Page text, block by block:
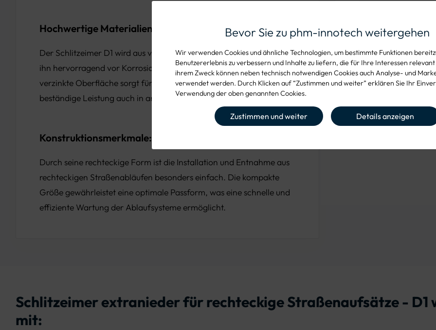
Bevor Sie zu phm-innotech weitergehen
Wir verwenden Cookies und ähnliche Technologien, um bestimmte Funktionen
Benutzererlebnis zu verbessern und Inhalte zu liefern, die für Ihre Interessen relevant
ihrem Zweck können neben technisch notwendigen Cookies auch Analyse- und
verwendet werden. Durch Klicken auf “Zustimmen und weiter” erklären Sie Ihr
Verwendung der oben genannten Cookies.
Zustimmen und weiter Details anzeigen
Hochwertige Materialien:
Der Schlitzeimer D1 wird aus verzinktem Stahlblech hergestellt, was
ihn hervorragend vor Korrosion und Umwelteinflüssen schützt. Die
verzinkte Oberfläche sorgt für eine lange Lebensdauer und eine
beständige Leistung auch in anspruchsvollen Umgebungen.
Konstruktionsmerkmale:
Durch seine rechteckige Form ist die Installation und Entnahme aus
rechteckigen Straßenabläufen besonders einfach. Die kompakte
Größe gewährleistet eine optimale Passform, was eine schnelle und
effiziente Wartung der Ablaufsysteme ermöglicht.
Schlitzeimer extranieder für rechteckige Straßenaufsätze -
mit: